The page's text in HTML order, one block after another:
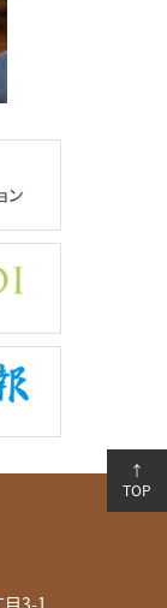
↑
TOP